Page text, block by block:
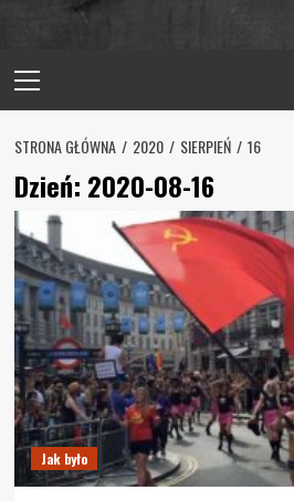
Menu
STRONA GŁÓWNA 2020 SIERPIEŃ 16
Dzień: 2020-08-16
Jak było